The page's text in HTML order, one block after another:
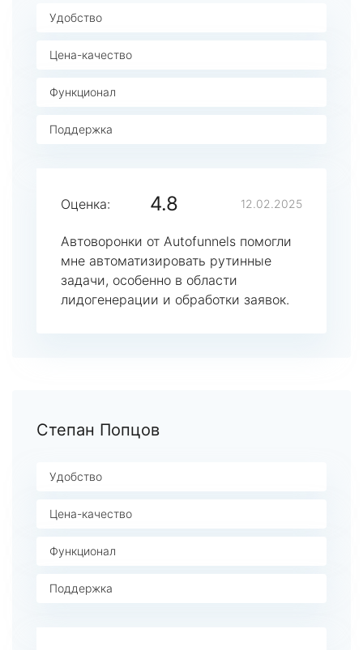
Удобство
Цена-качество
Функционал
Поддержка
Оценка: 4.8 12.02.2025
Автоворонки от Autofunnels помогли
мне автоматизировать рутинные
задачи, особенно в области
лидогенерации и обработки заявок.
Степан Попцов
Удобство
Цена-качество
Функционал
Поддержка